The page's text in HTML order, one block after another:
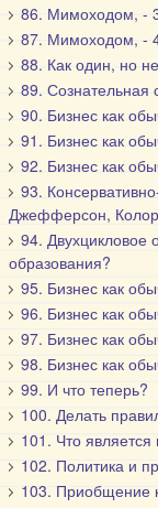
86. Мимоходом, -
87. Мимоходом, -
88. Как один, но
89. Сознательная
90. Бизнес как
91. Бизнес как
92. Бизнес как
93.
Джефферсон,
94. Двухцикловое
образования?
95. Бизнес как
96. Бизнес как
97. Бизнес как
98. Бизнес как
99. И что теперь?
100. Делать
101. Что
102. Политика и
103. Приобщение